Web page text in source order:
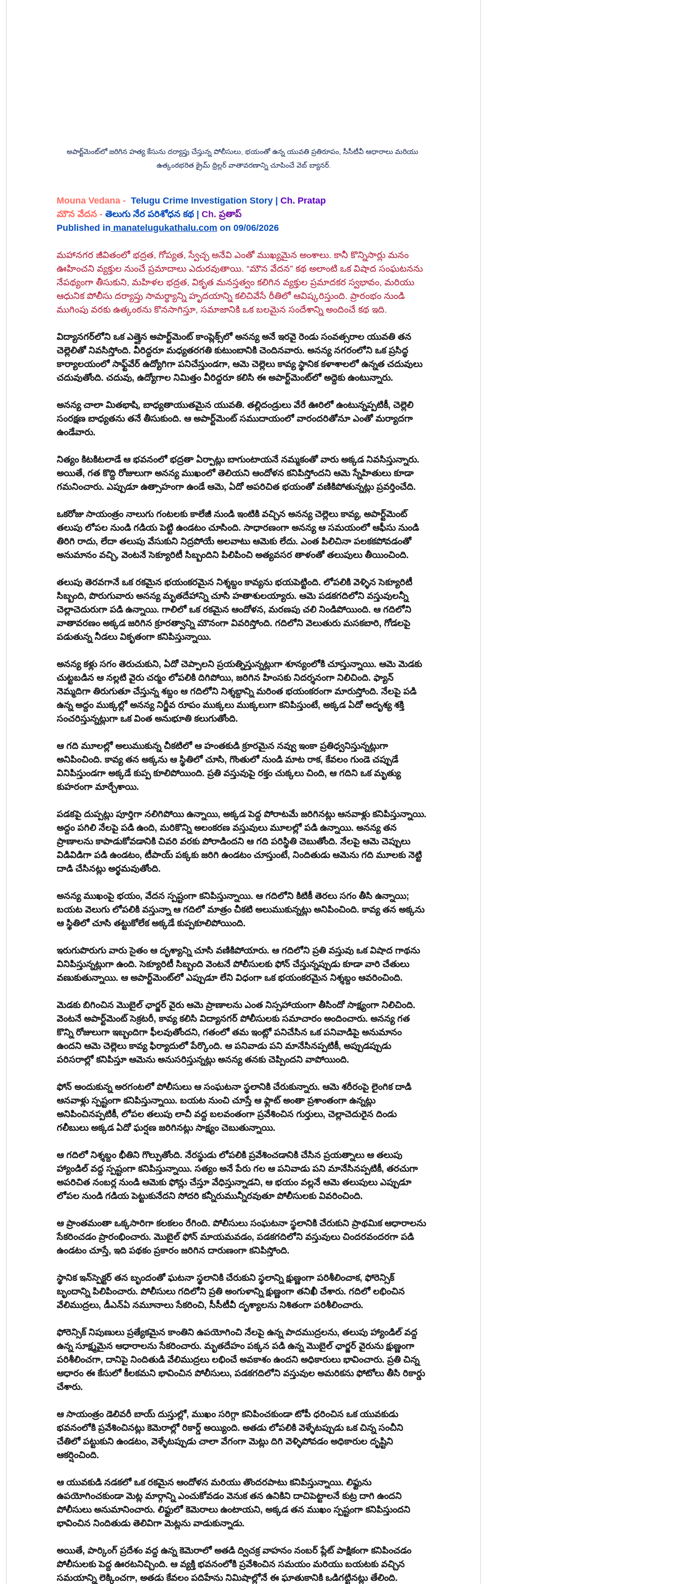
అపార్ట్‌మెంట్‌లో జరిగిన హత్య కేసును దర్యాప్తు చేస్తున్న పోలీసులు, భయంతో ఉన్న యువతి ప్రతిరూపం, సీసీటీవీ ఆధారాలు మరియు
ఉత్కంఠభరిత క్రైమ్ థ్రిల్లర్ వాతావరణాన్ని చూపించే వెబ్ బ్యానర్.
Mouna Vedana - Telugu Crime Investigation Story |
Ch. Pratap
మౌన వేదన - తెలుగు నేర పరిశోధన కథ
Ch. ప్రతాప్
Published in manatelugukathalu.com on 09/06/2026
మహానగర జీవితంలో భద్రత, గోప్యత, స్వేచ్ఛ అనేవి ఎంతో ముఖ్యమైన అంశాలు. కానీ కొన్నిసార్లు మనం
ఊహించని వ్యక్తుల నుంచే ప్రమాదాలు ఎదురవుతాయి. “మౌన వేదన” కథ అలాంటి ఒక విషాద సంఘటనను
నేపథ్యంగా తీసుకుని, మహిళల భద్రత, వికృత మనస్తత్వం కలిగిన వ్యక్తుల ప్రమాదకర స్వభావం, మరియు
ఆధునిక పోలీసు దర్యాప్తు సామర్థ్యాన్ని హృదయాన్ని కలిచివేసే రీతిలో ఆవిష్కరిస్తుంది. ప్రారంభం నుండి
ముగింపు వరకు ఉత్కంఠను కొనసాగిస్తూ, సమాజానికి ఒక బలమైన సందేశాన్ని అందించే కథ ఇది.
విద్యానగర్‌లోని ఒక ఎత్తైన అపార్ట్‌మెంట్ కాంప్లెక్స్‌లో అనన్య అనే ఇరవై రెండు సంవత్సరాల యువతి తన
చెల్లెలితో నివసిస్తోంది. వీరిద్దరూ మధ్యతరగతి కుటుంబానికి చెందినవారు. అనన్య నగరంలోని ఒక ప్రసిద్ధ
కార్యాలయంలో సాఫ్ట్‌వేర్ ఉద్యోగిగా పనిచేస్తుండగా, ఆమె చెల్లెలు కావ్య స్థానిక కళాశాలలో ఉన్నత చదువులు
చదువుతోంది. చదువు, ఉద్యోగాల నిమిత్తం వీరిద్దరూ కలిసి ఈ అపార్ట్‌మెంట్‌లో అద్దెకు ఉంటున్నారు.
అనన్య చాలా మితభాషి, బాధ్యతాయుతమైన యువతి. తల్లిదండ్రులు వేరే ఊరిలో ఉంటున్నప్పటికీ, చెల్లెలి
సంరక్షణ బాధ్యతను తనే తీసుకుంది. ఆ అపార్ట్‌మెంట్ సముదాయంలో వారందరితోనూ ఎంతో మర్యాదగా
ఉండేవారు.
నిత్యం కిటకిటలాడే ఆ భవనంలో భద్రతా ఏర్పాట్లు బాగుంటాయనే నమ్మకంతో వారు అక్కడ నివసిస్తున్నారు.
అయితే, గత కొద్ది రోజులుగా అనన్య ముఖంలో తెలియని ఆందోళన కనిపిస్తోందని ఆమె స్నేహితులు కూడా
గమనించారు. ఎప్పుడూ ఉత్సాహంగా ఉండే ఆమె, ఏదో అపరిచిత భయంతో వణికిపోతున్నట్లు ప్రవర్తించేది.
ఒకరోజు సాయంత్రం నాలుగు గంటలకు కాలేజీ నుండి ఇంటికి వచ్చిన అనన్య చెల్లెలు కావ్య, అపార్ట్‌మెంట్
తలుపు లోపల నుండి గడియ పెట్టి ఉండటం చూసింది. సాధారణంగా అనన్య ఆ సమయంలో ఆఫీసు నుండి
తిరిగి రాదు, లేదా తలుపు వేసుకుని నిద్రపోయే అలవాటు ఆమెకు లేదు. ఎంత పిలిచినా పలకకపోవడంతో
అనుమానం వచ్చి, వెంటనే సెక్యూరిటీ సిబ్బందిని పిలిపించి అత్యవసర తాళంతో తలుపులు తీయించింది.
తలుపు తెరవగానే ఒక రకమైన భయంకరమైన నిశ్శబ్దం కావ్యను భయపెట్టింది. లోపలికి వెళ్ళిన సెక్యూరిటీ
సిబ్బంది, పొరుగువారు అనన్య మృతదేహాన్ని చూసి హతాశులయ్యారు. ఆమె పడకగదిలోని వస్తువులన్నీ
చెల్లాచెదురుగా పడి ఉన్నాయి. గాలిలో ఒక రకమైన ఆందోళన, మరణపు చలి నిండిపోయింది. ఆ గదిలోని
వాతావరణం అక్కడ జరిగిన క్రూరత్వాన్ని మౌనంగా వివరిస్తోంది. గదిలోని వెలుతురు మసకబారి, గోడలపై
పడుతున్న నీడలు వికృతంగా కనిపిస్తున్నాయి.
అనన్య కళ్లు సగం తెరుచుకుని, ఏదో చెప్పాలని ప్రయత్నిస్తున్నట్లుగా శూన్యంలోకి చూస్తున్నాయి. ఆమె మెడకు
చుట్టబడిన ఆ నల్లటి వైరు చర్మం లోపలికి దిగిపోయి, జరిగిన హింసకు నిదర్శనంగా నిలిచింది. ఫ్యాన్
నెమ్మదిగా తిరుగుతూ చేస్తున్న శబ్దం ఆ గదిలోని నిశ్శబ్దాన్ని మరింత భయంకరంగా మారుస్తోంది. నేలపై పడి
ఉన్న అద్దం ముక్కల్లో అనన్య నిర్జీవ రూపం ముక్కలు ముక్కలుగా కనిపిస్తుంటే, అక్కడ ఏదో అదృశ్య శక్తి
సంచరిస్తున్నట్లుగా ఒక వింత అనుభూతి కలుగుతోంది.
ఆ గది మూలల్లో అలుముకున్న చీకటిలో ఆ హంతకుడి క్రూరమైన నవ్వు ఇంకా ప్రతిధ్వనిస్తున్నట్లుగా
అనిపించింది. కావ్య తన అక్కను ఆ స్థితిలో చూసి, గొంతులో నుండి మాట రాక, కేవలం గుండె చప్పుడే
వినిపిస్తుండగా అక్కడే కుప్ప కూలిపోయింది. ప్రతి వస్తువుపై రక్తం చుక్కలు చింది, ఆ గదిని ఒక మృత్యు
కుహరంగా మార్చేశాయి.
పడకపై దుప్పట్లు పూర్తిగా నలిగిపోయి ఉన్నాయి, అక్కడ పెద్ద పోరాటమే జరిగినట్లు ఆనవాళ్లు కనిపిస్తున్నాయి.
అద్దం పగిలి నేలపై పడి ఉంది, మరికొన్ని అలంకరణ వస్తువులు మూలల్లో పడి ఉన్నాయి. అనన్య తన
ప్రాణాలను కాపాడుకోవడానికి చివరి వరకు పోరాడిందని ఆ గది పరిస్థితి చెబుతోంది. నేలపై ఆమె చెప్పులు
విడివిడిగా పడి ఉండటం, టీపాయ్ పక్కకు జరిగి ఉండటం చూస్తుంటే, నిందితుడు ఆమెను గది మూలకు నెట్టి
దాడి చేసినట్లు అర్థమవుతోంది.
అనన్య ముఖంపై భయం, వేదన స్పష్టంగా కనిపిస్తున్నాయి. ఆ గదిలోని కిటికీ తెరలు సగం తీసి ఉన్నాయి;
బయట వెలుగు లోపలికి వస్తున్నా ఆ గదిలో మాత్రం చీకటి అలుముకున్నట్లు అనిపించింది. కావ్య తన అక్కను
ఆ స్థితిలో చూసి తట్టుకోలేక అక్కడే కుప్పకూలిపోయింది.
ఇరుగుపొరుగు వారు సైతం ఆ దృశ్యాన్ని చూసి వణికిపోయారు. ఆ గదిలోని ప్రతి వస్తువు ఒక విషాద గాథను
వినిపిస్తున్నట్లుగా ఉంది. సెక్యూరిటీ సిబ్బంది వెంటనే పోలీసులకు ఫోన్ చేస్తున్నప్పుడు కూడా వారి చేతులు
వణుకుతున్నాయి. ఆ అపార్ట్‌మెంట్‌లో ఎప్పుడూ లేని విధంగా ఒక భయంకరమైన నిశ్శబ్దం ఆవరించింది.
మెడకు బిగించిన మొబైల్ ఛార్జర్ వైరు ఆమె ప్రాణాలను ఎంత నిస్సహాయంగా తీసిందో సాక్ష్యంగా నిలిచింది.
వెంటనే అపార్ట్‌మెంట్ సెక్రటరీ, కావ్య కలిసి విద్యానగర్ పోలీసులకు సమాచారం అందించారు. అనన్య గత
కొన్ని రోజులుగా ఇబ్బందిగా ఫీలవుతోందని, గతంలో తమ ఇంట్లో పనిచేసిన ఒక పనివాడిపై అనుమానం
ఉందని ఆమె చెల్లెలు కావ్య ఫిర్యాదులో పేర్కొంది. ఆ పనివాడు పని మానేసినప్పటికీ, అప్పుడప్పుడు
పరిసరాల్లో కనిపిస్తూ ఆమెను అనుసరిస్తున్నట్లు అనన్య తనకు చెప్పిందని వాపోయింది.
ఫోన్ అందుకున్న అరగంటలో పోలీసులు ఆ సంఘటనా స్థలానికి చేరుకున్నారు. ఆమె శరీరంపై లైంగిక దాడి
ఆనవాళ్లు స్పష్టంగా కనిపిస్తున్నాయి. బయట నుంచి చూస్తే ఆ ఫ్లాట్ అంతా ప్రశాంతంగా ఉన్నట్లు
అనిపించినప్పటికీ, లోపల తలుపు లాచీ వద్ద బలవంతంగా ప్రవేశించిన గుర్తులు, చెల్లాచెదురైన దిండు
గలీబులు అక్కడ ఏదో ఘర్షణ జరిగినట్లు సాక్ష్యం చెబుతున్నాయి.
ఆ గదిలో నిశ్శబ్దం భీతిని గొల్పుతోంది. నేరస్థుడు లోపలికి ప్రవేశించడానికి చేసిన ప్రయత్నాలు ఆ తలుపు
హ్యాండిల్ వద్ద స్పష్టంగా కనిపిస్తున్నాయి. సత్యం అనే పేరు గల ఆ పనివాడు పని మానేసినప్పటికీ, తరచుగా
అపరిచిత నంబర్ల నుండి ఆమెకు ఫోన్లు చేస్తూ వేధిస్తున్నాడని, ఆ భయం వల్లనే ఆమె తలుపులు ఎప్పుడూ
లోపల నుండి గడియ పెట్టుకునేదని సోదరి కన్నీరుమున్నీరవుతూ పోలీసులకు వివరించింది.
ఆ ప్రాంతమంతా ఒక్కసారిగా కలకలం రేగింది. పోలీసులు సంఘటనా స్థలానికి చేరుకుని ప్రాథమిక ఆధారాలను
సేకరించడం ప్రారంభించారు. మొబైల్ ఫోన్ మాయమవడం, పడకగదిలోని వస్తువులు చిందరవందరగా పడి
ఉండటం చూస్తే, ఇది పథకం ప్రకారం జరిగిన దారుణంగా కనిపిస్తోంది.
స్థానిక ఇన్‌స్పెక్టర్ తన బృందంతో ఘటనా స్థలానికి చేరుకుని స్థలాన్ని క్షుణ్ణంగా పరిశీలించాక, ఫోరెన్సిక్
బృందాన్ని పిలిపించారు. పోలీసులు గదిలోని ప్రతి అంగుళాన్ని క్షుణ్ణంగా తనిఖీ చేశారు. గదిలో లభించిన
వేలిముద్రలు, డీఎన్ఏ నమూనాలు సేకరించి, సీసీటీవీ దృశ్యాలను నిశితంగా పరిశీలించారు.
ఫోరెన్సిక్ నిపుణులు ప్రత్యేకమైన కాంతిని ఉపయోగించి నేలపై ఉన్న పాదముద్రలను, తలుపు హ్యాండిల్ వద్ద
ఉన్న సూక్ష్మమైన ఆధారాలను సేకరించారు. మృతదేహం పక్కన పడి ఉన్న మొబైల్ ఛార్జర్ వైరును క్షుణ్ణంగా
పరిశీలించగా, దానిపై నిందితుడి వేలిముద్రలు లభించే అవకాశం ఉందని అధికారులు భావించారు. ప్రతి చిన్న
ఆధారం ఈ కేసులో కీలకమని భావించిన పోలీసులు, పడకగదిలోని వస్తువుల అమరికను ఫోటోలు తీసి రికార్డు
చేశారు.
ఆ సాయంత్రం డెలివరీ బాయ్ దుస్తుల్లో, ముఖం సరిగ్గా కనిపించకుండా టోపీ ధరించిన ఒక యువకుడు
భవనంలోకి ప్రవేశించినట్లు కెమెరాల్లో రికార్డ్ అయ్యింది. అతడు లోపలికి వెళ్ళేటప్పుడు ఒక చిన్న సంచీని
చేతిలో పట్టుకుని ఉండటం, వెళ్ళేటప్పుడు చాలా వేగంగా మెట్లు దిగి వెళ్ళిపోవడం అధికారుల దృష్టిని
ఆకర్షించింది.
ఆ యువకుడి నడకలో ఒక రకమైన ఆందోళన మరియు తొందరపాటు కనిపిస్తున్నాయి. లిఫ్టును
ఉపయోగించకుండా మెట్ల మార్గాన్ని ఎంచుకోవడం వెనుక తన ఉనికిని దాచిపెట్టాలనే కుట్ర దాగి ఉందని
పోలీసులు అనుమానించారు. లిఫ్టులో కెమెరాలు ఉంటాయని, అక్కడ తన ముఖం స్పష్టంగా కనిపిస్తుందని
భావించిన నిందితుడు తెలివిగా మెట్లను వాడుకున్నాడు.
అయితే, పార్కింగ్ ప్రదేశం వద్ద ఉన్న కెమెరాలో అతడి ద్విచక్ర వాహనం నంబర్ ప్లేట్ పాక్షికంగా కనిపించడం
పోలీసులకు పెద్ద ఊరటనిచ్చింది. ఆ వ్యక్తి భవనంలోకి ప్రవేశించిన సమయం మరియు బయటకు వచ్చిన
సమయాన్ని లెక్కించగా, అతడు కేవలం పదిహేను నిమిషాల్లోనే ఈ ఘాతుకానికి ఒడిగట్టినట్లు తేలింది.